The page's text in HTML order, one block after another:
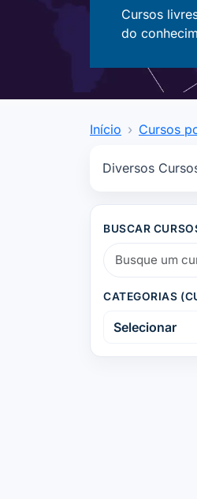
Cursos
do
Início Cursos
Diversos
BUSCAR
CATEGORIAS
Selecionar